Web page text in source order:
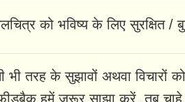
को भविष्य के लिए सुरक्षित /
तरह के सुझावों अथवा विचारों
हमें जरूर साझा करें, तब चाहे